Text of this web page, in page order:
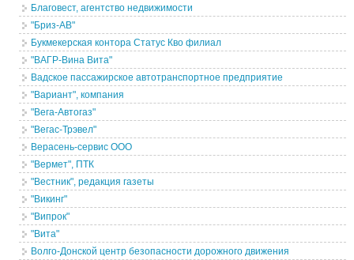
Благовест, агентство недвижимости
"Бриз-АВ"
Букмекерская контора Статус Кво филиал
"ВАГР-Вина Вита"
Вадское пассажирское автотранспортное предприятие
"Вариант", компания
"Вега-Автогаз"
"Вегас-Трэвел"
Верасень-сервис ООО
"Вермет", ПТК
"Вестник", редакция газеты
"Викинг"
"Випрок"
"Вита"
Волго-Донской центр безопасности дорожного движения